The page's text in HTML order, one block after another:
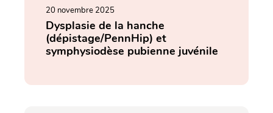
20 novembre 2025
Dysplasie de la hanche
(dépistage/PennHip) et
symphysiodèse pubienne juvénile